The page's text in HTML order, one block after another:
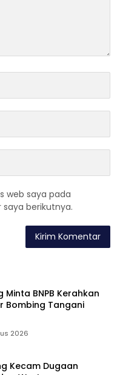
web saya pada
berikutnya.
BNPB Kerahkan
Bombing Tangani
2026
Kecam Dugaan